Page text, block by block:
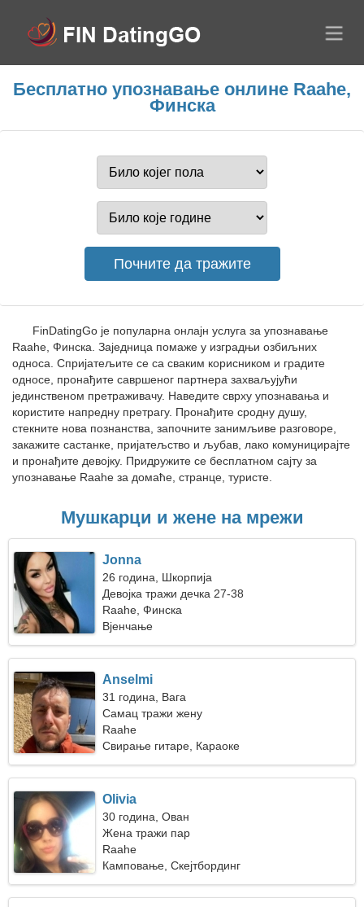
Бесплатно упознавање онлине Raahe,
Финска
FinDatingGo је популарна онлајн услуга за упознавање
Raahe, Финска. Заједница помаже у изградњи озбиљних
односа. Спријатељите се са сваким корисником и градите
односе, пронађите савршеног партнера захваљујући
јединственом претраживачу. Наведите сврху упознавања и
користите напредну претрагу. Пронађите сродну душу,
стекните нова познанства, започните занимљиве разговоре,
закажите састанке, пријатељство и љубав, лако комуницирајте
и пронађите девојку. Придружите се бесплатном сајту за
упознавање Raahe за домаће, странце, туристе.
Мушкарци и жене на мрежи
Jonna
26 година, Шкорпија
Девојка тражи дечка 27-38
Raahe, Финска
Вјенчање
Anselmi
31 година, Вага
Самац тражи жену
Raahe
Свирање гитаре, Караоке
Olivia
30 година, Ован
Жена тражи пар
Raahe
Камповање, Скејтбординг